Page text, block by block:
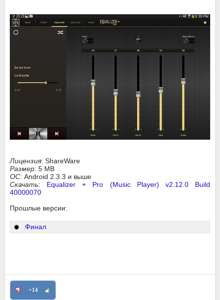
Лицензия: ShareWare
Размер: 5 MB
ОС: Android 2.3.3 и выше
Скачать: Equalizer + Pro (Music Player) v2.12.0 Build
40000070
Прошлые версии:
Финал
+14